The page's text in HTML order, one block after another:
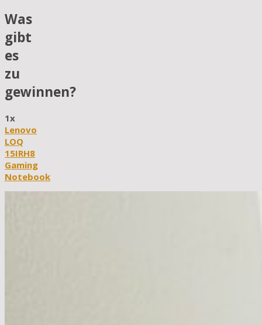
Was
gibt
es
zu
gewinnen?
1x
Lenovo
LOQ
15IRH8
Gaming
Notebook